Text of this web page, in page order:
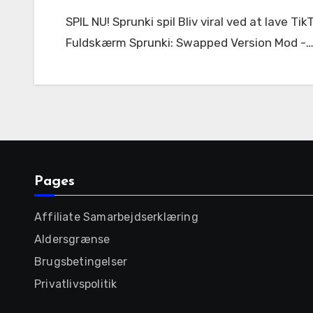
SPIL NU! Sprunki spil Bliv viral ved at lave TikTok-klar beats på sekunder – Sprunki Incredibox gør enhver til en musikproducer! < 56842 Fuldskærm
Fuldskærm Sprunki: Swapped Version Mod -…
Pages
Affiliate Samarbejdserklæring
Aldersgrænse
Brugsbetingelser
Privatlivspolitik